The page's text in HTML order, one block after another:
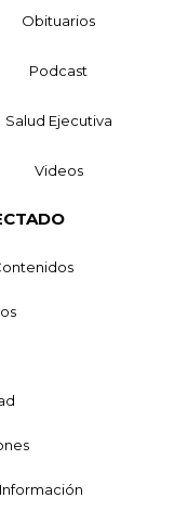
Obituarios
Podcast
Salud Ejecutiva
Videos